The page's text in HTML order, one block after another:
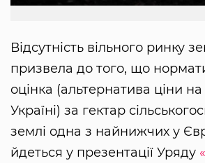
Відсутність вільного ринку
призвела до того, що
оцінка (альтернатива ціни
Україні) за гектар
землі одна з найнижчих у
йдеться у презентації Уряду